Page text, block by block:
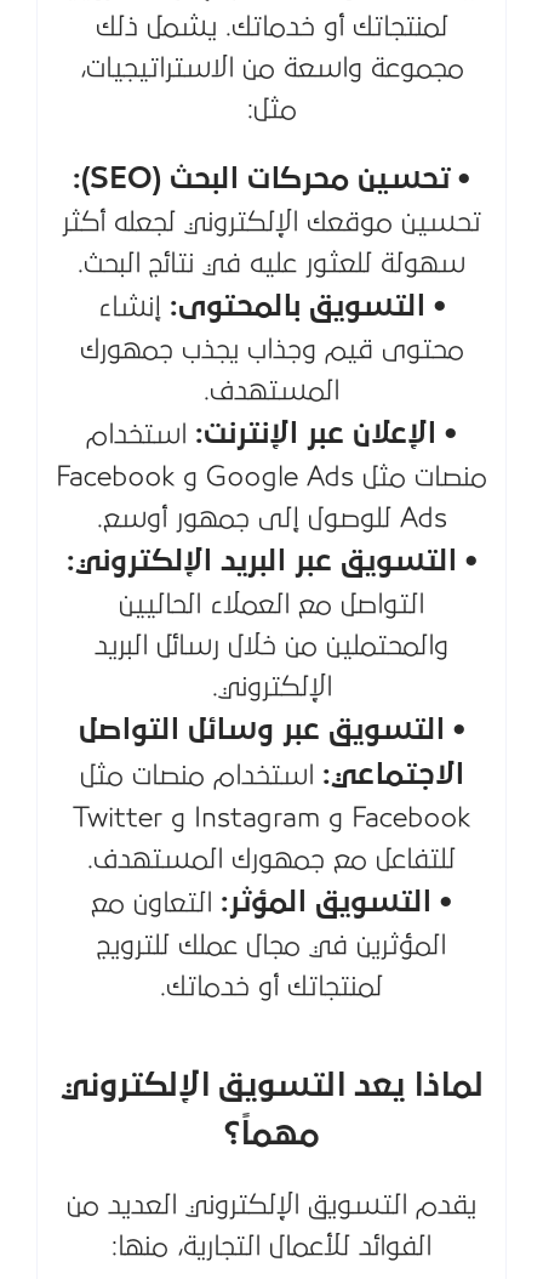
لمنتجاتك أو خدماتك. يشمل ذلك
مجموعة واسعة من الاستراتيجيات،
مثل:
• تحسين محركات البحث (SEO):
تحسين موقعك الإلكتروني لجعله أكثر
سهولة للعثور عليه في نتائج البحث.
• التسويق بالمحتوى: إنشاء
محتوى قيم وجذاب يجذب جمهورك
المستهدف.
• الإعلان عبر الإنترنت: استخدام
منصات مثل Google Ads و Facebook
Ads للوصول إلى جمهور أوسع.
• التسويق عبر البريد الإلكتروني:
التواصل مع العملاء الحاليين
والمحتملين من خلال رسائل البريد
الإلكتروني.
• التسويق عبر وسائل التواصل
الاجتماعي: استخدام منصات مثل
Facebook و Instagram و Twitter
للتفاعل مع جمهورك المستهدف.
• التسويق المؤثر:
التعاون مع
المؤثرين في مجال عملك للترويج
لمنتجاتك أو خدماتك.
لماذا يعد التسويق الإلكتروني
مهماً؟
يقدم التسويق الإلكتروني العديد من
الفوائد للأعمال التجارية، منها: